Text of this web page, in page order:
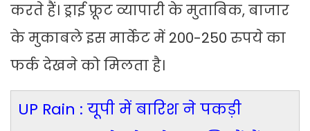
करते हैं। ड्राई फ्रूट व्यापारी के मुताबिक, बाजार
के मुकाबले इस मार्केट में 200-250 रुपये का
फर्क देखने को मिलता है।
UP Rain : यूपी में बारिश ने पकड़ी